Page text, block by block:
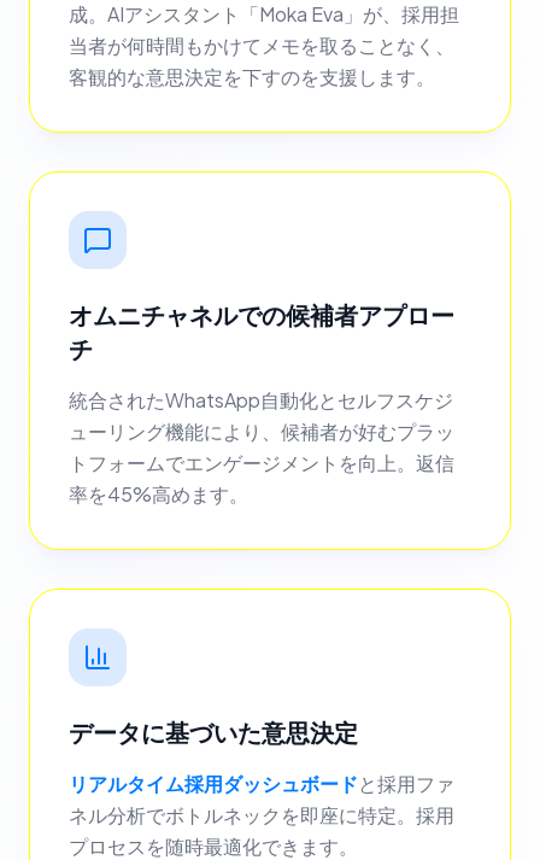
成。AIアシスタント「Moka Eva」が、採用担
当者が何時間もかけてメモを取ることなく、
客観的な意思決定を下すのを支援します。
オムニチャネルでの候補者アプロー
チ
統合されたWhatsApp自動化とセルフスケジ
ューリング機能により、候補者が好むプラッ
トフォームでエンゲージメントを向上。返信
率を45%高めます。
データに基づいた意思決定
リアルタイム採用ダッシュボードと採用ファ
ネル分析でボトルネックを即座に特定。採用
プロセスを随時最適化できます。